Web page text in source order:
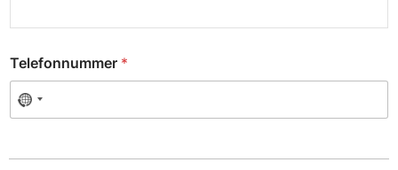
Telefonnummer *